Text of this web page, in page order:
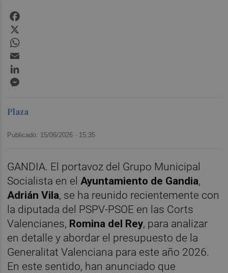
Plaza
Publicado: 15/06/2026 · 15:35
GANDIA. El portavoz del Grupo Municipal
Socialista en el Ayuntamiento de Gandia,
Adrián Vila, se ha reunido recientemente con
la diputada del PSPV-PSOE en las Corts
Valencianes, Romina del Rey, para analizar
en detalle y abordar el presupuesto de la
Generalitat Valenciana para este año 2026.
En este sentido, han anunciado que